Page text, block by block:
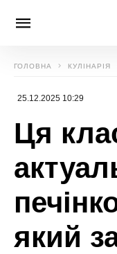
ГОЛОВНА КУЛІНАРІЯ
25.12.2025 10:29
Ця
який